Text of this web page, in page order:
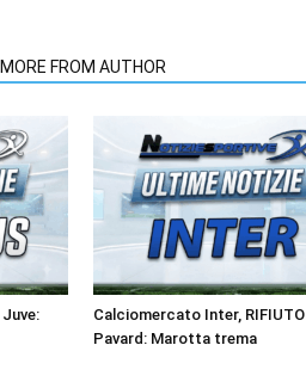
MORE FROM AUTHOR
Calciomercato Inter, RIFIUTO
Pavard: Marotta trema